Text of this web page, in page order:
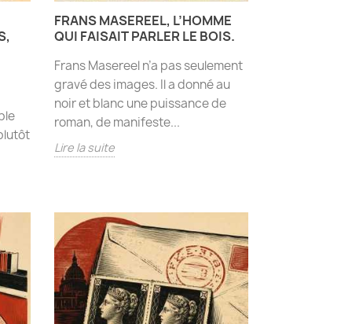
FRANS MASEREEL, L’HOMME
QUI FAISAIT PARLER LE BOIS.
Frans Masereel n’a pas seulement
gravé des images. Il a donné au
noir et blanc une puissance de
roman, de manifeste...
Lire la suite